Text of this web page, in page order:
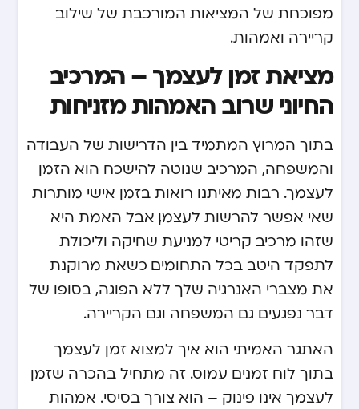
מפוכחת של המציאות המורכבת של שילוב
קריירה ואמהות.
מציאת זמן לעצמך – המרכיב
החיוני שרוב האמהות מזניחות
בתוך המרוץ המתמיד בין הדרישות של העבודה
והמשפחה, המרכיב שנוטה להישכח הוא הזמן
לעצמך. רבות מאיתנו רואות בזמן אישי מותרות
שאי אפשר להרשות לעצמן, אבל האמת היא
שזהו מרכיב קריטי למניעת שחיקה וליכולת
לתפקד היטב בכל התחומים. כשאת מרוקנת
את מצברי האנרגיה שלך ללא הפוגה, בסופו של
דבר נפגעים גם המשפחה וגם הקריירה.
האתגר האמיתי הוא איך למצוא זמן לעצמך
בתוך לוח זמנים עמוס. זה מתחיל בהכרה שזמן
לעצמך אינו פינוק – הוא צורך בסיסי. אמהות